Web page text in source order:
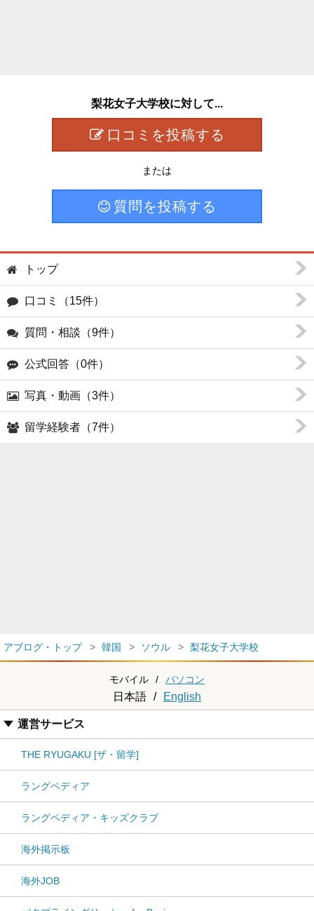
梨花女子大学校に対して...
口コミを投稿する
または
質問を投稿する
トップ
口コミ（15件）
質問・相談（9件）
公式回答（0件）
写真・動画（3件）
留学経験者（7件）
アブログ・トップ 韓国 ソウル 梨花女子大学校
モバイル / パソコン
日本語 / English
運営サービス
THE RYUGAKU [ザ・留学]
ラングペディア
ラングペディア・キッズクラブ
海外掲示板
海外JOB